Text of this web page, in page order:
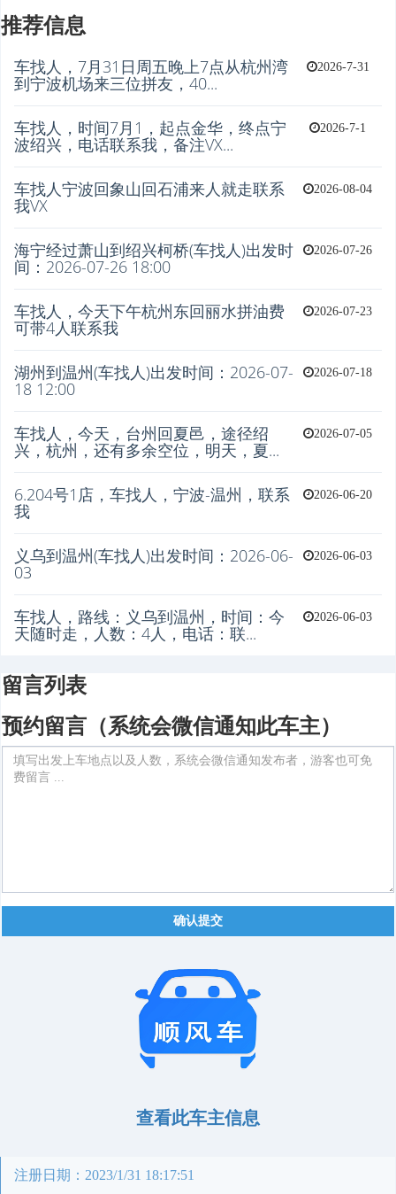
推荐信息
2026-7-31
车找人，7月31日周五晚上7点从杭州湾
到宁波机场来三位拼友，40...
2026-7-1
车找人，时间7月1，起点金华，终点宁
波绍兴，电话联系我，备注VX...
2026-08-04
车找人宁波回象山回石浦来人就走联系
我VX
2026-07-26
海宁经过萧山到绍兴柯桥(车找人)出发时
间：2026-07-26 18:00
2026-07-23
车找人，今天下午杭州东回丽水拼油费
可带4人联系我
2026-07-18
湖州到温州(车找人)出发时间：2026-07-
18 12:00
2026-07-05
车找人，今天，台州回夏邑，途径绍
兴，杭州，还有多余空位，明天，夏...
2026-06-20
6.204号1店，车找人，宁波-温州，联系
我
2026-06-03
义乌到温州(车找人)出发时间：2026-06-
03
2026-06-03
车找人，路线：义乌到温州，时间：今
天随时走，人数：4人，电话：联...
留言列表
预约留言（系统会微信通知此车主）
确认提交
查看此车主信息
注册日期：2023/1/31 18:17:51